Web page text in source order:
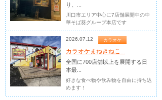
り、...
川口市エリア中心に7店舗展開中の中
華そば葵グループ本店です
2026.07.12 カラオケ
カラオケまねきねこ...
全国に700店舗以上を展開する日
本最...
好きな食べ物や飲み物を自由に持ち込
めます！